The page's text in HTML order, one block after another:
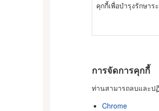
คุกกี้เพื่อบำรุงรักษาร
การจัดการคุกกี้
ท่านสามารถลบและป
Chrome